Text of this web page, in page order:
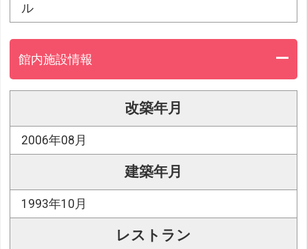
ル
館内施設情報
改築年月
2006年08月
建築年月
1993年10月
レストラン